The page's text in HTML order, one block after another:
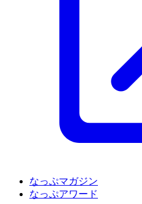
なっぷマガジン
なっぷアワード